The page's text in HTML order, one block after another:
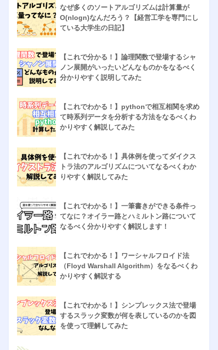
なぜ多くのソートアルゴリズムは計算量が
O(nlogn)なんだろう？【経営工学を専門にし
ている大学生の日記】
【これで分かる！】論理関数で登場するシャ
ノン展開がいったいどんなものかをなるべく
分かりやすく説明してみた
【これでわかる！】pythonで相互相関を求め
て時系列データを分析する方法をなるべくわ
かりやすく解説してみた
【これでわかる！】具体例を使ってダイクス
トラ法のアルゴリズムについてなるべくわか
りやすく解説してみた
【これでわかる！】一筆書きができる条件っ
てなに？オイラー路とハミルトン路について
なるべく分かりやすく解説します！
【これでわかる！】ワーシャルフロイド法
（Floyd Warshall Algorithm）をなるべくわ
かりやすく解説する
【これでわかる！】シンプレックス法で登場
するスラック変数が何を表しているのかを図
を使って理解してみた